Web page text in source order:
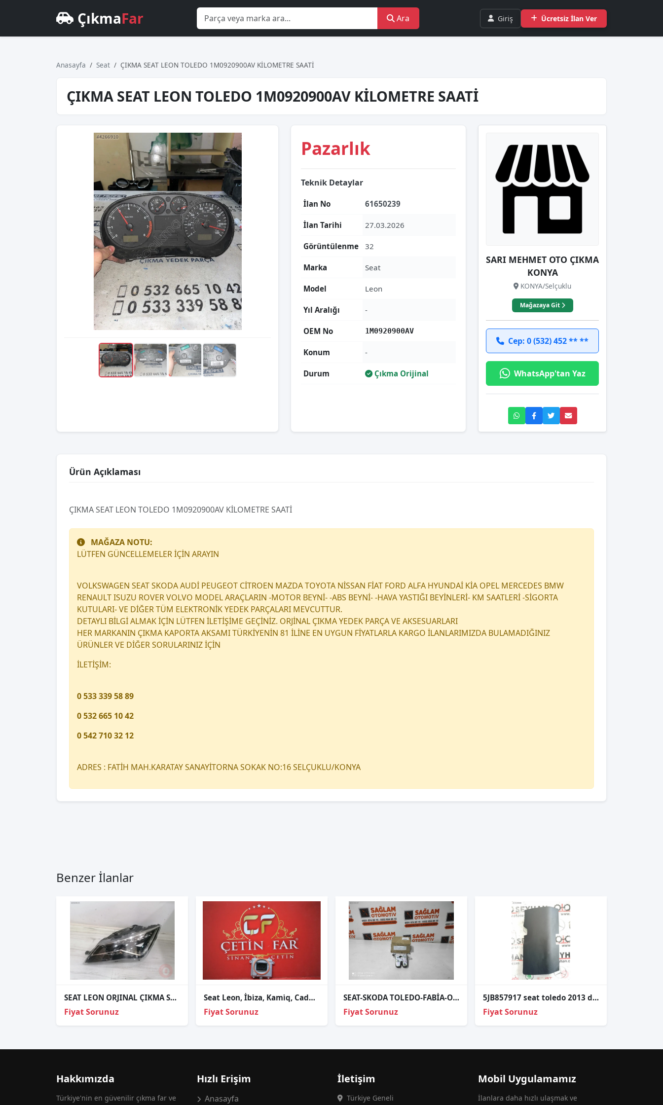
ÇıkmaFar Ara Giriş Ücretsiz İlan Ver
Anasayfa Seat ÇIKMA SEAT LEON TOLEDO 1M0920900AV KİLOMETRE SAATİ
ÇIKMA SEAT LEON TOLEDO 1M0920900AV KİLOMETRE SAATİ
Pazarlık
Teknik Detaylar
İlan No 61650239
İlan Tarihi 27.03.2026
Görüntülenme 32
Marka Seat
Model Leon
Yıl Aralığı -
OEM No 1M0920900AV
Konum -
Durum Çıkma Orijinal
SARI MEHMET OTO ÇIKMA
KONYA
KONYA/Selçuklu
Mağazaya Git
Cep: 0 (532) 452 ** **
WhatsApp'tan Yaz
Ürün Açıklaması
ÇIKMA SEAT LEON TOLEDO 1M0920900AV KİLOMETRE SAATİ
MAĞAZA NOTU:
LÜTFEN GÜNCELLEMELER İÇİN ARAYIN
VOLKSWAGEN SEAT SKODA AUDİ PEUGEOT CİTROEN MAZDA TOYOTA NİSSAN FİAT FORD ALFA HYUNDAİ KİA OPEL MERCEDES BMW
RENAULT ISUZU ROVER VOLVO MODEL ARAÇLARIN -MOTOR BEYNİ- -ABS BEYNİ- -HAVA YASTIĞI BEYİNLERİ- KM SAATLERİ -SİGORTA
KUTULARI- VE DİĞER TÜM ELEKTRONİK YEDEK PARÇALARI MEVCUTTUR.
DETAYLI BİLGİ ALMAK İÇİN LÜTFEN İLETİŞİME GEÇİNİZ. ORJİNAL ÇIKMA YEDEK PARÇA VE AKSESUARLARI
HER MARKANIN ÇIKMA KAPORTA AKSAMI TÜRKİYENİN 81 İLİNE EN UYGUN FİYATLARLA KARGO İLANLARIMIZDA BULAMADIĞINIZ
ÜRÜNLER VE DİĞER SORULARINIZ İÇİN
İLETİŞİM:
0 533 339 58 89
0 532 665 10 42
0 542 710 32 12
ADRES : FATİH MAH.KARATAY SANAYİTORNA SOKAK NO:16 SELÇUKLU/KONYA
Benzer İlanlar
SEAT LEON ORJINAL ÇIKMA SOL FAR
Fiyat Sorunuz
Seat Leon, İbi̇za, Kami̇q, Caddy Led Far Beyni̇ Sıfır Orj 992941571af
Fiyat Sorunuz
SEAT-SKODA TOLEDO-FABİA-OCTAVİA ARKA BAGAJ KİLİDİ 8R0827505A
Fiyat Sorunuz
5JB857917 seat toledo 2013 direksiyon alt kaplaması
Fiyat Sorunuz
Hakkımızda
Türkiye'nin en güvenilir çıkma far ve
Hızlı Erişim
Anasayfa
İletişim
Türkiye Geneli
Mobil Uygulamamız
İlanlara daha hızlı ulaşmak ve